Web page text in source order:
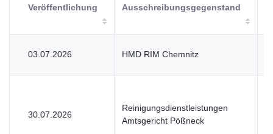
Veröffentlichung Ausschreibungsgegenstand
03.07.2026 HMD RIM Chemnitz
30.07.2026
Reinigungsdienstleistungen
Amtsgericht Pößneck